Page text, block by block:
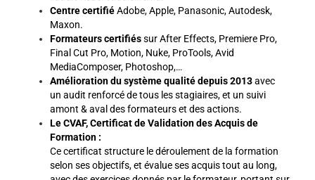
Centre certifiéAdobe, Apple, Panasonic, Autodesk,
Maxon.
Formateurs certifiéssur After Effects, Premiere Pro,
Final Cut Pro, Motion, Nuke, ProTools, Avid
MediaComposer, Photoshop,…
Amélioration du système qualité depuis 2013avec
un audit renforcé de tous les stagiaires, et un suivi
amont & aval des formateurs et des actions.
Le CVAF,Certificat de Validation des Acquis de
Formation :
Ce certificat structure le déroulement de la formation
selon ses objectifs, et évalue ses acquis tout au long,